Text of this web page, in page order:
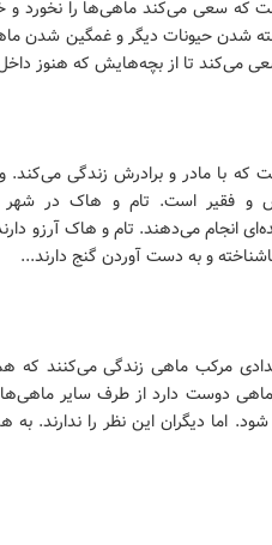
سعی می‌کند ماهی‌ها را نخورد و
شدن حیونات دیگر و غمگین شدن
تا از بچه‌هایش که هنوز
که با مادر و برادرش زندگی
و فقیر است. تام و هاک در شهر
انجام می‌دهند. تام و هاک آرزو دارند
و به دست آوردن گنج دارند...
مرکب ماهی زندگی می‌کنند که
ماهی دوست دارد از طرف سایر
اما دیگران این نظر را ندارند.